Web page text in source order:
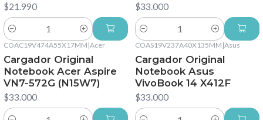
$21.990
Cantidad
$33.000
Cantidad
COAC19V474A55X17MM |Acer
Cargador Original
Notebook Acer Aspire
VN7-572G (N15W7)
$33.000
COAS19V237A40X135MM |Asus
Cargador Original
Notebook Asus
VivoBook 14 X412F
$33.000